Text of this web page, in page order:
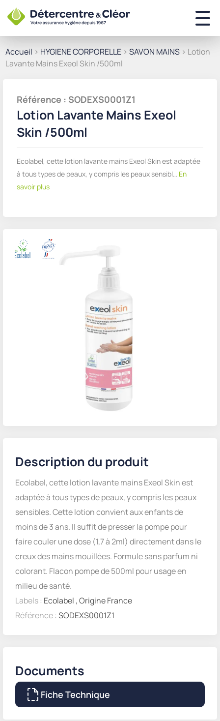
Accueil > HYGIENE CORPORELLE > SAVON MAINS > Lotion
Lavante Mains Exeol Skin /500ml
Description du produit
Ecolabel, cette lotion lavante mains Exeol Skin est
adaptée à tous types de peaux, y compris les peaux
sensibles. Cette lotion convient aux enfants de
moins de 3 ans. Il suffit de presser la pompe pour
faire couler une dose (1,7 à 2ml) directement dans le
creux des mains mouillées. Formule sans parfum ni
colorant. Flacon pompe de 500ml pour usage en
milieu de santé.
Labels : Ecolabel ,Origine France
Référence : SODEXS0001Z1
Documents
Fiche Technique
Référence : SODEXS0001Z1
Lotion Lavante Mains Exeol
Skin /500ml
Ecolabel, cette lotion lavante mains Exeol Skin est adaptée
à tous types de peaux, y compris les peaux sensibl… En
savoir plus